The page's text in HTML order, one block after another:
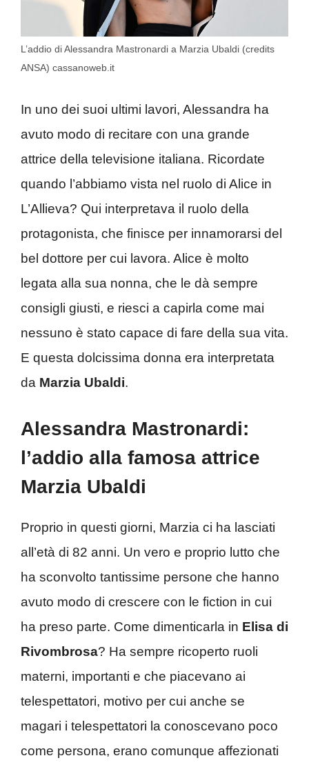
L’addio di Alessandra Mastronardi a Marzia Ubaldi (credits
ANSA) cassanoweb.it
In uno dei suoi ultimi lavori, Alessandra ha
avuto modo di recitare con una grande
attrice della televisione italiana. Ricordate
quando l’abbiamo vista nel ruolo di Alice in
L’Allieva? Qui interpretava il ruolo della
protagonista, che finisce per innamorarsi del
bel dottore per cui lavora. Alice è molto
legata alla sua nonna, che le dà sempre
consigli giusti, e riesci a capirla come mai
nessuno è stato capace di fare della sua vita.
E questa dolcissima donna era interpretata
da Marzia Ubaldi.
Alessandra Mastronardi:
l’addio alla famosa attrice
Marzia Ubaldi
Proprio in questi giorni, Marzia ci ha lasciati
all’età di 82 anni. Un vero e proprio lutto che
ha sconvolto tantissime persone che hanno
avuto modo di crescere con le fiction in cui
ha preso parte. Come dimenticarla in Elisa di
Rivombrosa? Ha sempre ricoperto ruoli
materni, importanti e che piacevano ai
telespettatori, motivo per cui anche se
magari i telespettatori la conoscevano poco
come persona, erano comunque affezionati